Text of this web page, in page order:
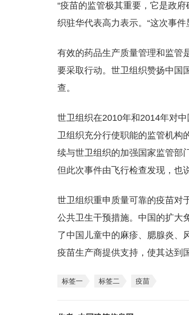
“疫苗的监管极其重要，它是政
织驻华代表高力表示。“这次事
有效的药品生产质量管理和监管
要采取行动。世卫组织赞扬中国
查。
世卫组织在2010年和2014年对
卫组织充分行使职能的监管机构
续与世卫组织的加强国家监管部
但此次事件由飞行检查发现，也
世卫组织重申质量可靠的疫苗对
公共卫生干预措施。中国的扩大
了中国儿童中的麻疹、腮腺炎、
疫苗生产商提供支持，使其达到
标签一 标签二 疫苗